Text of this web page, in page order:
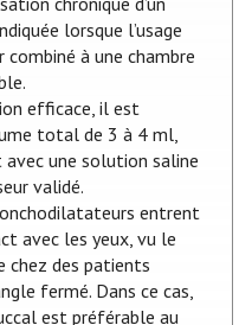
lorsque l’usage
combiné à une chambre
efficace, il est
total de 3 à 4 ml,
une solution saline
validé.
entrent
avec les yeux, vu le
chez des patients
fermé. Dans ce cas,
est préférable au